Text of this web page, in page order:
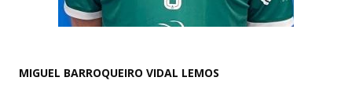
MIGUEL BARROQUEIRO VIDAL LEMOS